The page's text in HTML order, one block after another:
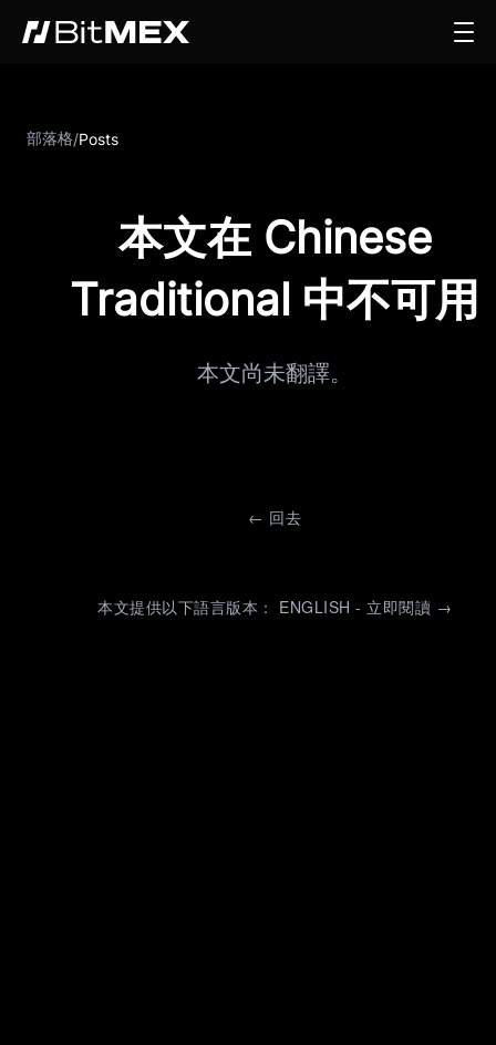
部落格/Posts
本文在 Chinese
Traditional 中不可用
本文尚未翻譯。
← 回去
本文提供以下語言版本： ENGLISH - 立即閱讀 →